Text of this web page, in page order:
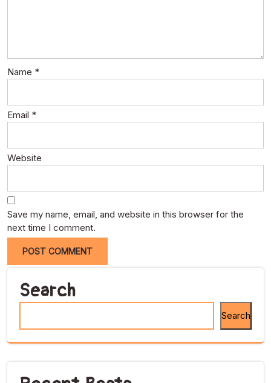
Name *
Email *
Website
Save my name, email, and website in this browser for the
next time I comment.
Search
Search